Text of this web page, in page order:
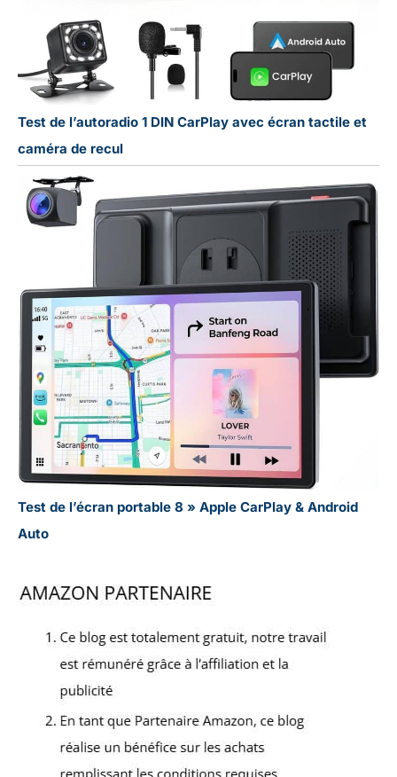
Test de l’autoradio 1 DIN CarPlay avec écran tactile et
caméra de recul
Test de l’écran portable 8 » Apple CarPlay & Android
Auto